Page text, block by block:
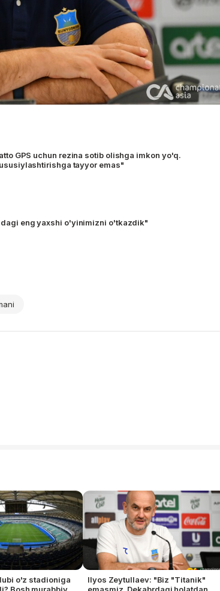
GPS uchun rezina sotib olishga imkon yo'q.
tayyor emas"
eng yaxshi o'yinimizni o'tkazdik"
o'z stadioniga
Ilyos Zeytullaev: "Biz "Titanik"